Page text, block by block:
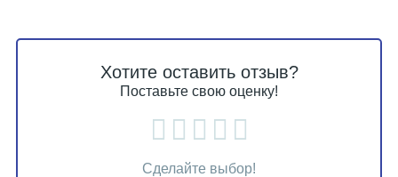
Хотите оставить отзыв?
Поставьте свою оценку!
Сделайте выбор!